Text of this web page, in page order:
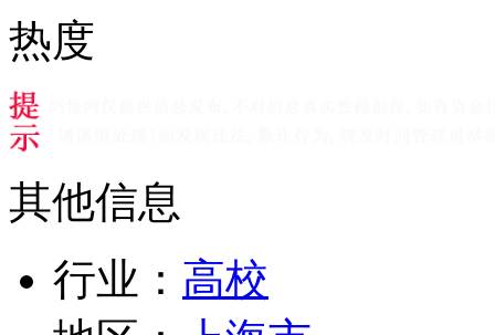
热度
其他信息
行业： 高校